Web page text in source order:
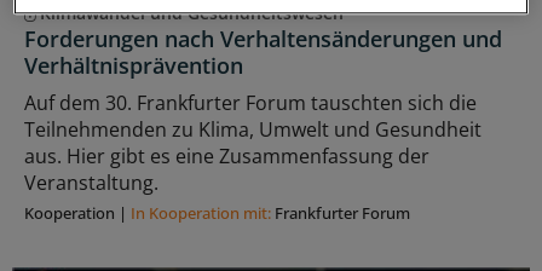
Klimawandel und Gesundheitswesen
Forderungen nach Verhaltensänderungen und
Verhältnisprävention
Auf dem 30. Frankfurter Forum tauschten sich die
Teilnehmenden zu Klima, Umwelt und Gesundheit
aus. Hier gibt es eine Zusammenfassung der
Veranstaltung.
Kooperation | In Kooperation mit: Frankfurter Forum